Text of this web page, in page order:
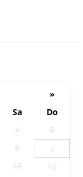
»
Sa
Do
1
2
8
9
15
16